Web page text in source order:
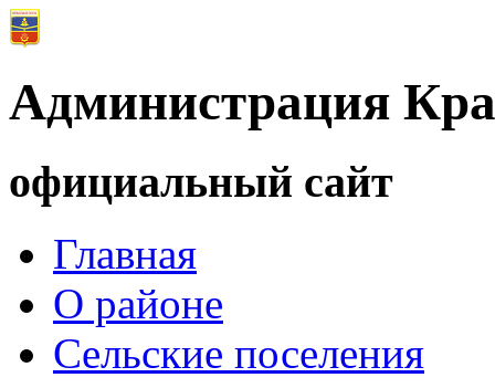
Администрация
официальный сайт
Главная
О районе
Сельские поселения